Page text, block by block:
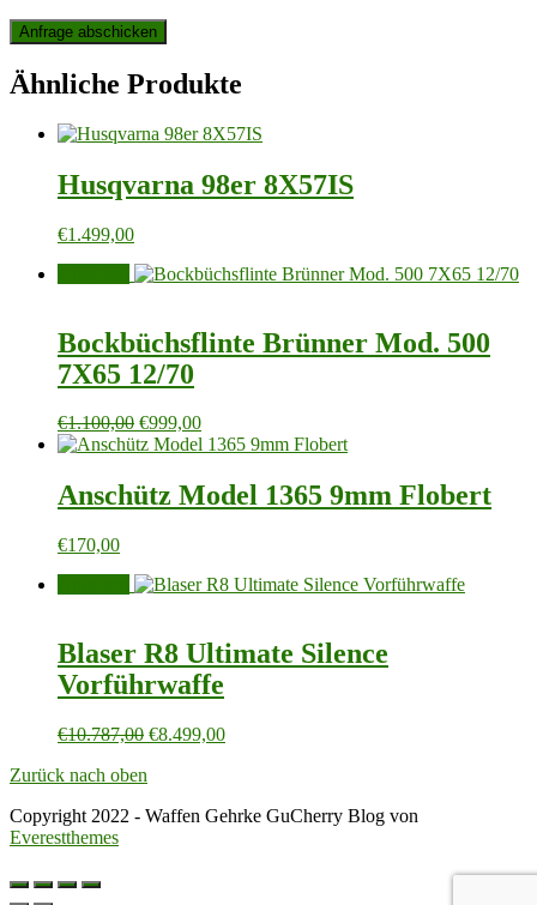
Ähnliche Produkte
Husqvarna 98er 8X57IS
€1.499,00
Bockbüchsflinte Brünner Mod. 500
7X65 12/70
€1.100,00 Ursprünglicher
Preis
€1.100,00
€999,00Aktueller
Preis
€999,00.
Anschütz Model 1365 9mm Flobert
€170,00
Blaser R8 Ultimate Silence
Vorführwaffe
€10.787,00 Ursprünglicher
€8.499,00Aktueller
Zurück nach oben
Copyright 2022 - Waffen Gehrke GuCherry Blog von
Everestthemes